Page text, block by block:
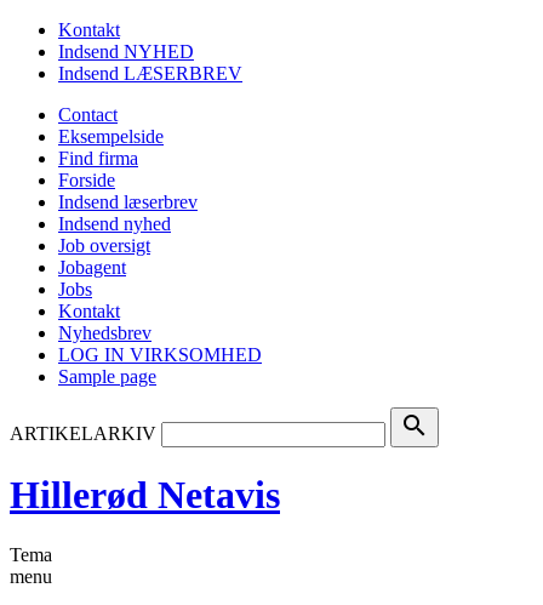
Kontakt
Indsend NYHED
Indsend LÆSERBREV
Contact
Eksempelside
Find firma
Forside
Indsend læserbrev
Indsend nyhed
Job oversigt
Jobagent
Jobs
Kontakt
Nyhedsbrev
LOG IN VIRKSOMHED
Sample page
ARTIKELARKIV search
Hillerød Netavis
Tema
menu